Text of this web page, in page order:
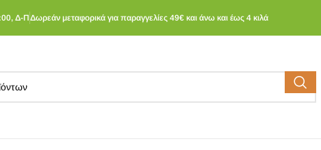
Δ-ΠΔωρεάν μεταφορικά για παραγγελίες 49€ και άνω και έως 4 κιλά